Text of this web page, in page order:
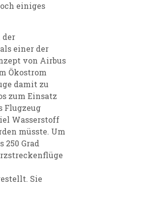
einiges
der
einer der
von Airbus
Ökostrom
damit zu
zum Einsatz
Flugzeug
Wasserstoff
müsste. Um
250 Grad
Sie